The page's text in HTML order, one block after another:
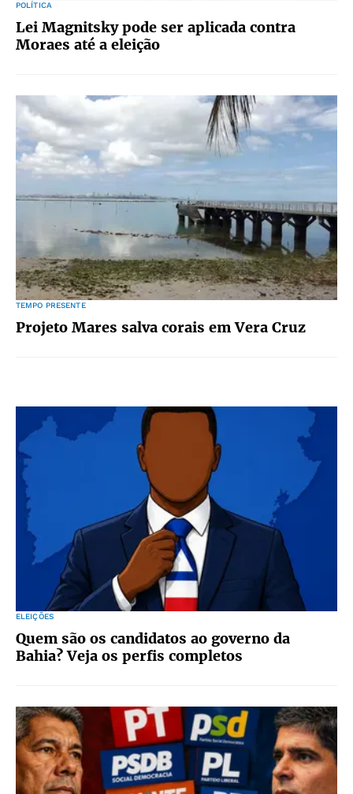
POLÍTICA
Lei Magnitsky pode ser aplicada contra
Moraes até a eleição
TEMPO PRESENTE
Projeto Mares salva corais em Vera Cruz
ELEIÇÕES
Quem são os candidatos ao governo da
Bahia? Veja os perfis completos